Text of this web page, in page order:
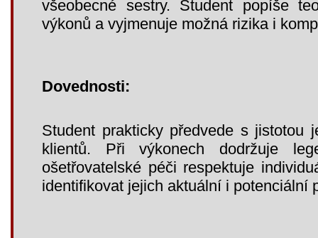
všeobecné sestry. Student popíše
výkonů a vyjmenuje možná rizika i
Dovednosti:
Student prakticky předvede s jistotou
klientů. Při výkonech dodržuje
ošetřovatelské péči respektuje
identifikovat jejich aktuální i potenciální